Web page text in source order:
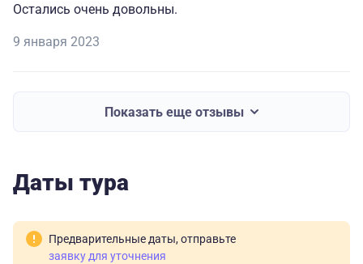
Остались очень довольны.
9 января 2023
Показать еще отзывы
Даты тура
Предварительные даты, отправьте
заявку для уточнения